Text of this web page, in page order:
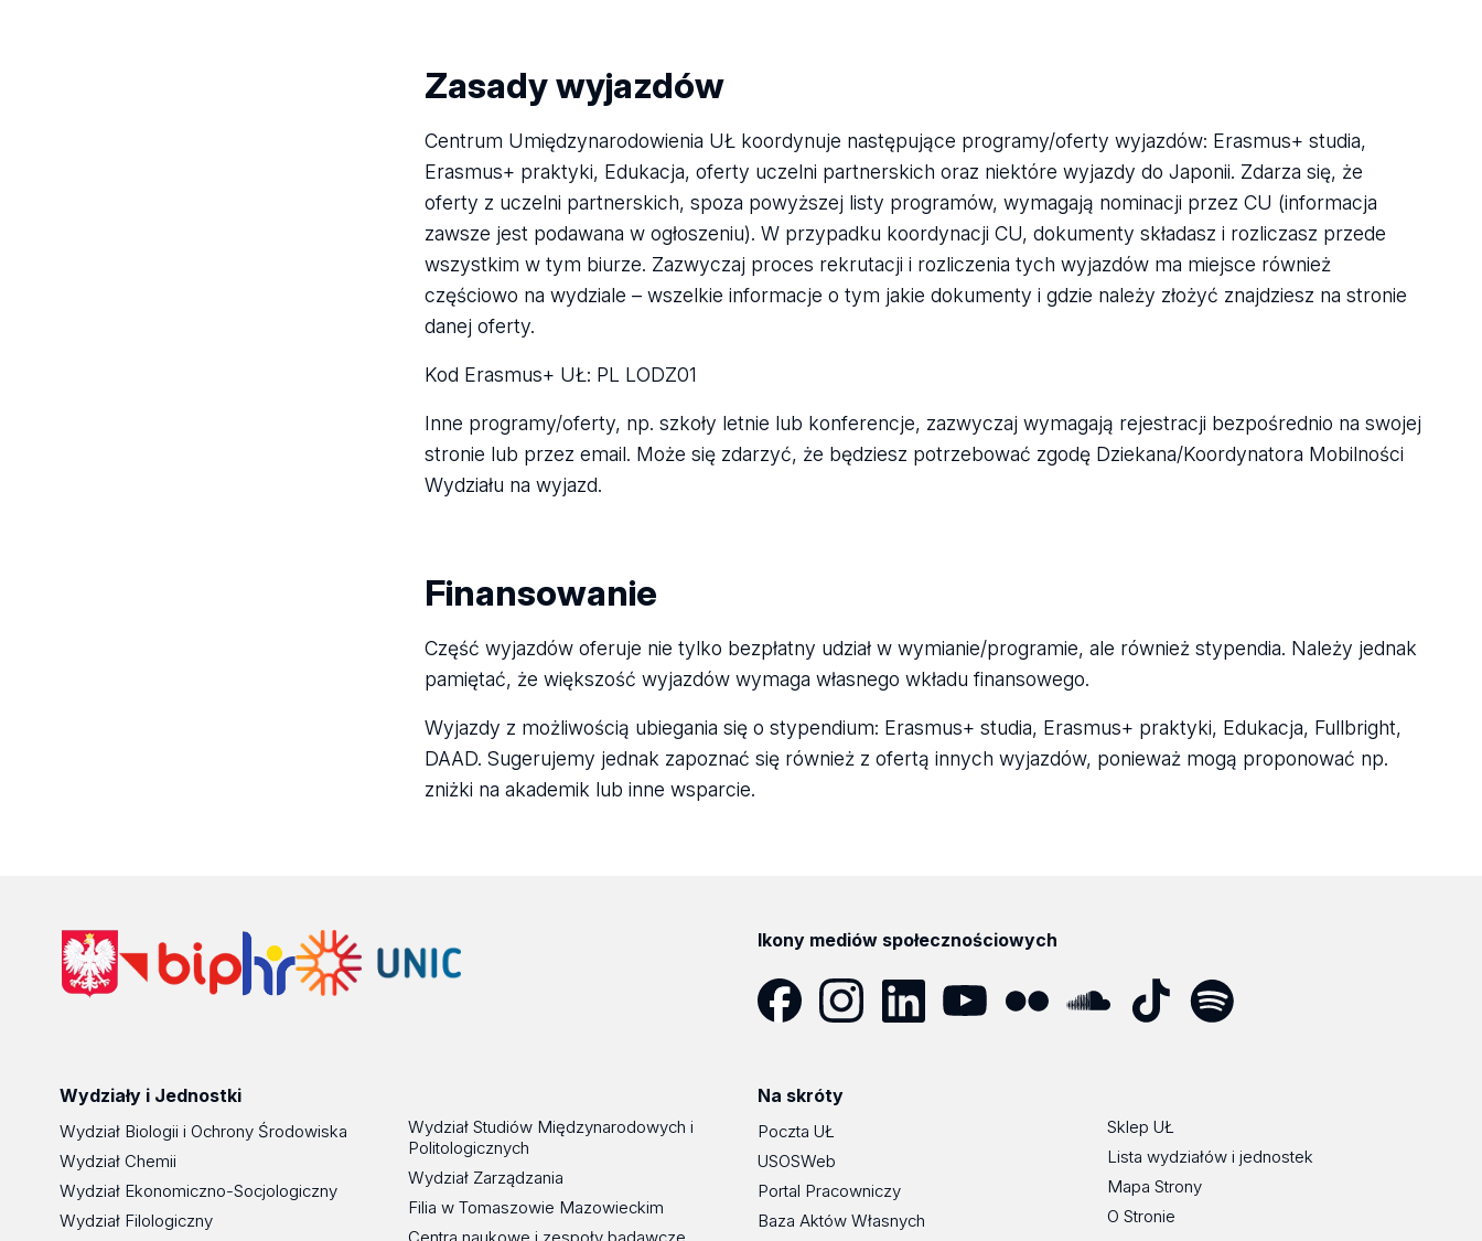
Zasady wyjazdów
Centrum Umiędzynarodowienia UŁ koordynuje następujące programy/oferty wyjazdów: Erasmus+ studia,
Erasmus+ praktyki, Edukacja, oferty uczelni partnerskich oraz niektóre wyjazdy do Japonii. Zdarza się, że
oferty z uczelni partnerskich, spoza powyższej listy programów, wymagają nominacji przez CU (informacja
zawsze jest podawana w ogłoszeniu). W przypadku koordynacji CU, dokumenty składasz i rozliczasz przede
wszystkim w tym biurze. Zazwyczaj proces rekrutacji i rozliczenia tych wyjazdów ma miejsce również
częściowo na wydziale – wszelkie informacje o tym jakie dokumenty i gdzie należy złożyć znajdziesz na stronie
danej oferty.
Kod Erasmus+ UŁ: PL LODZ01
Inne programy/oferty, np. szkoły letnie lub konferencje, zazwyczaj wymagają rejestracji bezpośrednio na swojej
stronie lub przez email. Może się zdarzyć, że będziesz potrzebować zgodę Dziekana/Koordynatora Mobilności
Wydziału na wyjazd.
Finansowanie
Część wyjazdów oferuje nie tylko bezpłatny udział w wymianie/programie, ale również stypendia. Należy jednak
pamiętać, że większość wyjazdów wymaga własnego wkładu finansowego.
Wyjazdy z możliwością ubiegania się o stypendium: Erasmus+ studia, Erasmus+ praktyki, Edukacja, Fullbright,
DAAD. Sugerujemy jednak zapoznać się również z ofertą innych wyjazdów, ponieważ mogą proponować np.
zniżki na akademik lub inne wsparcie.
Ikony mediów społecznościowych
Wydziały i Jednostki
Wydział Biologii i Ochrony Środowiska
Wydział Chemii
Wydział Ekonomiczno-Socjologiczny
Wydział Filologiczny
Wydział Studiów Międzynarodowych i
Politologicznych
Wydział Zarządzania
Filia w Tomaszowie Mazowieckim
Na skróty
Poczta UŁ
USOSWeb
Portal Pracowniczy
Baza Aktów Własnych
Sklep UŁ
Lista wydziałów i jednostek
Mapa Strony
O Stronie